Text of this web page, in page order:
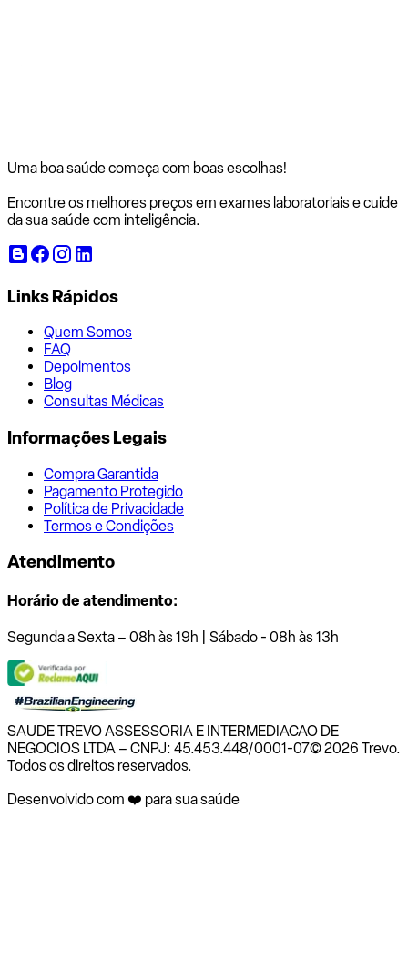
Uma boa saúde começa com boas escolhas!
Encontre os melhores preços em exames laboratoriais e cuide
da sua saúde com inteligência.
Links Rápidos
Quem Somos
FAQ
Depoimentos
Blog
Consultas Médicas
Informações Legais
Compra Garantida
Pagamento Protegido
Política de Privacidade
Termos e Condições
Atendimento
Horário de atendimento:
Segunda a Sexta – 08h às 19h | Sábado - 08h às 13h
SAUDE TREVO ASSESSORIA E INTERMEDIACAO DE
NEGOCIOS LTDA – CNPJ: 45.453.448/0001-07© 2026 Trevo.
Todos os direitos reservados.
Desenvolvido com ❤️ para sua saúde